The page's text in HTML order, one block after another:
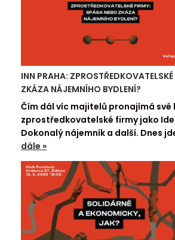
INN PRAHA:
ZKÁZA NÁJEMNÍHO BYDLENÍ?
Čím dál víc majitelů pronajímá své
zprostředkovatelské firmy jako
Dokonalý nájemník a další. Dnes
dále »